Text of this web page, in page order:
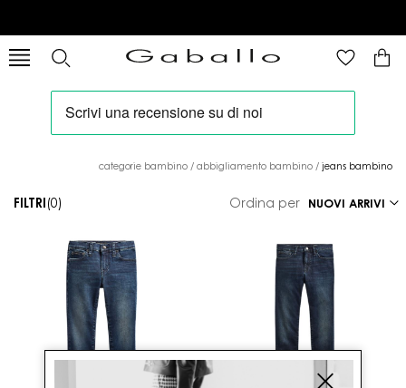
categorie bambino / abbigliamento bambino / jeans bambino
FILTRI (0) Ordina per